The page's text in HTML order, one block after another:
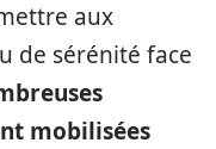
aux
de sérénité face
mobilisées